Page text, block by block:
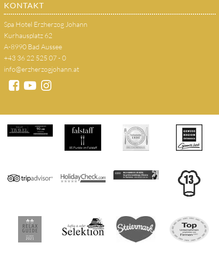
KONTAKT
Spa Hotel Erzherzog Johann
Kurhausplatz 62
A-8990 Bad Aussee
+43 36 22 525 07 - 0
info@erzherzogjohann.at